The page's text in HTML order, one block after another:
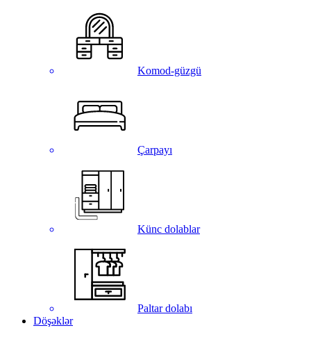
Komod-güzgü
Çarpayı
Künc dolablar
Paltar dolabı
Döşəklər